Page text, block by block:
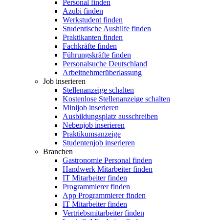
Personal finden
Azubi finden
Werkstudent finden
Studentische Aushilfe finden
Praktikanten finden
Fachkräfte finden
Führungskräfte finden
Personalsuche Deutschland
Arbeitnehmerüberlassung
Job inserieren
Stellenanzeige schalten
Kostenlose Stellenanzeige schalten
Minijob inserieren
Ausbildungsplatz ausschreiben
Nebenjob inserieren
Praktikumsanzeige
Studentenjob inserieren
Branchen
Gastronomie Personal finden
Handwerk Mitarbeiter finden
IT Mitarbeiter finden
Programmierer finden
App Programmierer finden
IT Mitarbeiter finden
Vertriebsmitarbeiter finden